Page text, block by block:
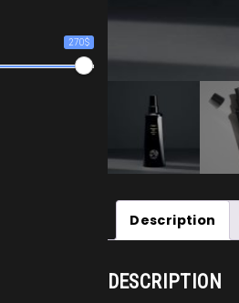
270$
Description
DESCRIPTION